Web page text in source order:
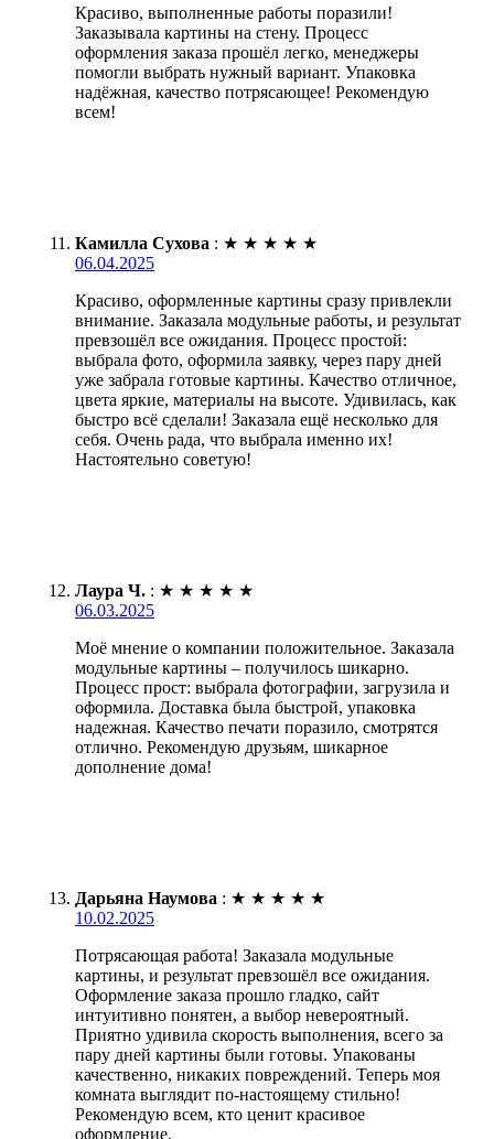
Красиво, выполненные работы поразили!
Заказывала картины на стену. Процесс
оформления заказа прошёл легко, менеджеры
помогли выбрать нужный вариант. Упаковка
надёжная, качество потрясающее! Рекомендую
всем!
Камилла Сухова : ★ ★ ★ ★ ★
06.04.2025
Красиво, оформленные картины сразу привлекли
внимание. Заказала модульные работы, и результат
превзошёл все ожидания. Процесс простой:
выбрала фото, оформила заявку, через пару дней
уже забрала готовые картины. Качество отличное,
цвета яркие, материалы на высоте. Удивилась, как
быстро всё сделали! Заказала ещё несколько для
себя. Очень рада, что выбрала именно их!
Настоятельно советую!
Лаура Ч. : ★ ★ ★ ★ ★
06.03.2025
Моё мнение о компании положительное. Заказала
модульные картины – получилось шикарно.
Процесс прост: выбрала фотографии, загрузила и
оформила. Доставка была быстрой, упаковка
надежная. Качество печати поразило, смотрятся
отлично. Рекомендую друзьям, шикарное
дополнение дома!
Дарьяна Наумова : ★ ★ ★ ★ ★
10.02.2025
Потрясающая работа! Заказала модульные
картины, и результат превзошёл все ожидания.
Оформление заказа прошло гладко, сайт
интуитивно понятен, а выбор невероятный.
Приятно удивила скорость выполнения, всего за
пару дней картины были готовы. Упакованы
качественно, никаких повреждений. Теперь моя
комната выглядит по-настоящему стильно!
Рекомендую всем, кто ценит красивое
оформление.